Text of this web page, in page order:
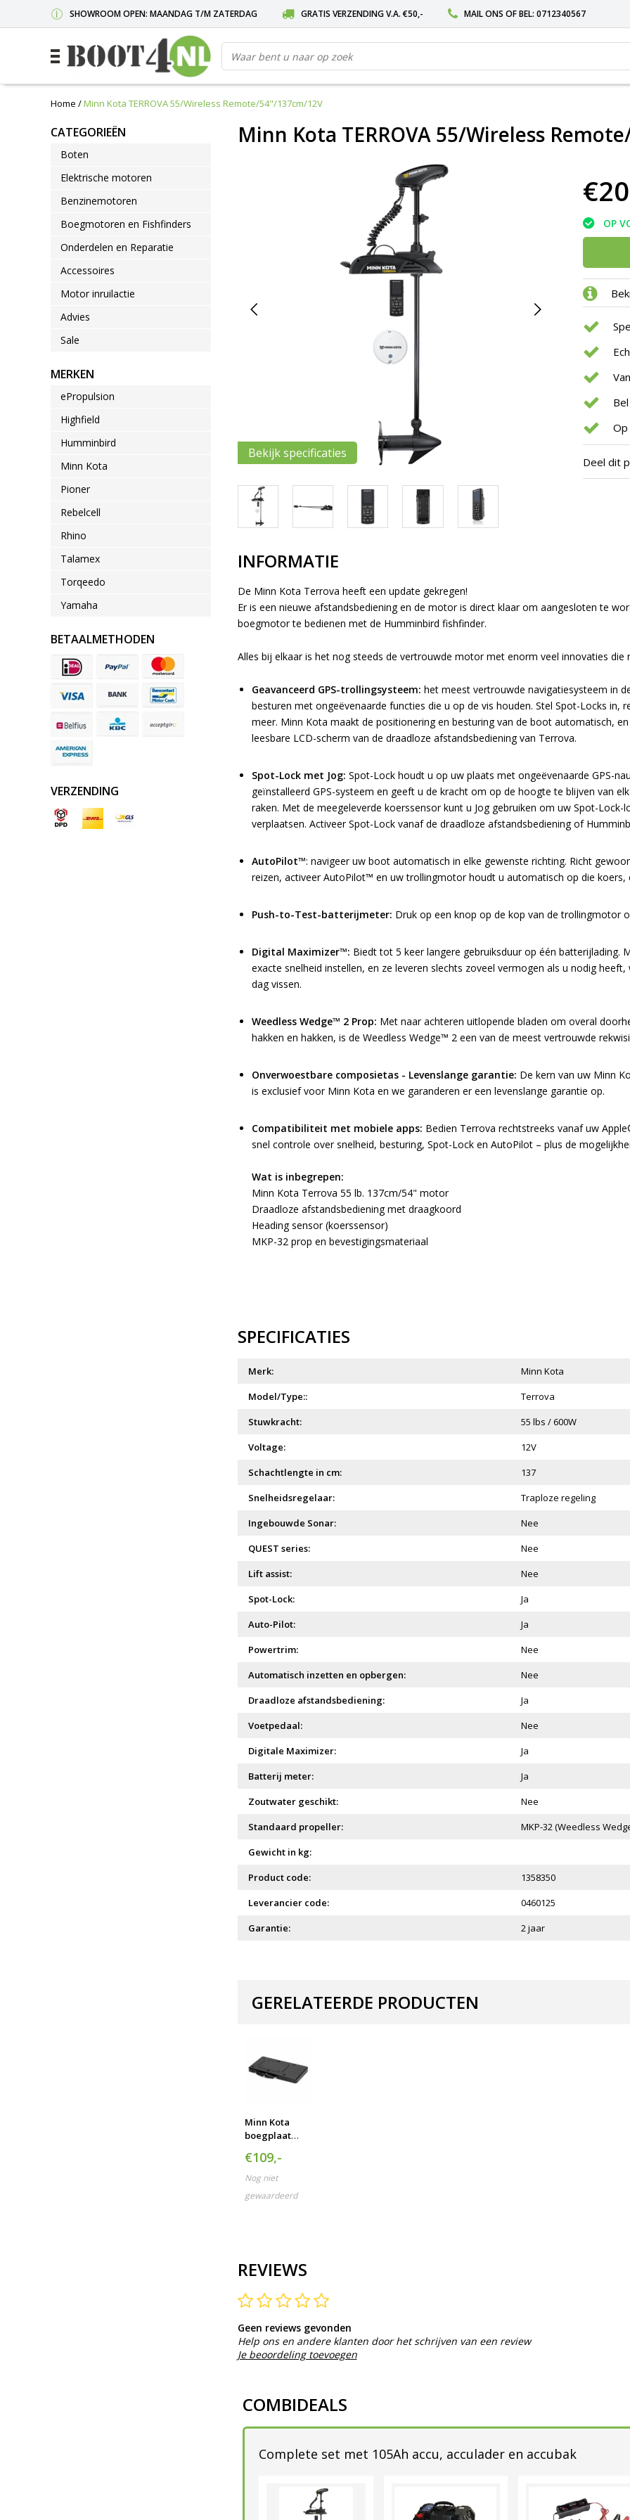
SHOWROOM OPEN: MAANDAG T/M ZATERDAG GRATIS VERZENDING V.A. €50,- MAIL ONS OF BEL: 0712340567
Home /Minn Kota TERROVA 55/Wireless Remote/54"/137cm/12V
CATEGORIEËN
Boten
Elektrische motoren
Benzinemotoren
Boegmotoren en Fishfinders
Onderdelen en Reparatie
Accessoires
Motor inruilactie
Advies
Sale
MERKEN
ePropulsion
Highfield
Humminbird
Minn Kota
Pioner
Rebelcell
Rhino
Talamex
Torqeedo
Yamaha
BETAALMETHODEN
VERZENDING
Minn Kota TERROVA 55/Wireless
Bekijk specificaties
OP
Deel dit
INFORMATIE
De Minn Kota Terrova heeft een update gekregen!
Er is een nieuwe afstandsbediening en de motor is direct klaar om aangesloten te
boegmotor te bedienen met de Humminbird fishfinder.
Alles bij elkaar is het nog steeds de vertrouwde motor met enorm veel innovaties die
Geavanceerd GPS-trollingsysteem: het meest vertrouwde navigatiesysteem in
besturen met ongeëvenaarde functies die u op de vis houden. Stel Spot-Locks in,
meer. Minn Kota maakt de positionering en besturing van de boot automatisch,
leesbare LCD-scherm van de draadloze afstandsbediening van Terrova.
Spot-Lock met Jog: Spot-Lock houdt u op uw plaats met ongeëvenaarde GPS-
geïnstalleerd GPS-systeem en geeft u de kracht om op de hoogte te blijven van
raken. Met de meegeleverde koerssensor kunt u Jog gebruiken om uw Spot-
verplaatsen. Activeer Spot-Lock vanaf de draadloze afstandsbediening of
AutoPilot™: navigeer uw boot automatisch in elke gewenste richting. Richt
reizen, activeer AutoPilot™ en uw trollingmotor houdt u automatisch op die
Push-to-Test-batterijmeter: Druk op een knop op de kop van de trollingmotor
Digital Maximizer™: Biedt tot 5 keer langere gebruiksduur op één
exacte snelheid instellen, en ze leveren slechts zoveel vermogen als u nodig
dag vissen.
Weedless Wedge™ 2 Prop: Met naar achteren uitlopende bladen om overal
hakken en hakken, is de Weedless Wedge™ 2 een van de meest vertrouwde
Onverwoestbare composietas - Levenslange garantie: De kern van uw Minn
is exclusief voor Minn Kota en we garanderen er een levenslange garantie op.
Compatibiliteit met mobiele apps: Bedien Terrova rechtstreeks vanaf uw
snel controle over snelheid, besturing, Spot-Lock en AutoPilot – plus de
Wat is inbegrepen:
Minn Kota Terrova 55 lb. 137cm/54" motor
Draadloze afstandsbediening met draagkoord
Heading sensor (koerssensor)
MKP-32 prop en bevestigingsmateriaal
SPECIFICATIES
Merk:
Minn Kota
Model/Type::
Terrova
Stuwkracht:
55 lbs / 600W
Voltage:
12V
Schachtlengte in cm:
137
Snelheidsregelaar:
Traploze regeling
Ingebouwde Sonar:
Nee
QUEST series:
Nee
Lift assist:
Nee
Spot-Lock:
Ja
Auto-Pilot:
Ja
Powertrim:
Nee
Automatisch inzetten en opbergen:
Nee
Draadloze afstandsbediening:
Ja
Voetpedaal:
Nee
Digitale Maximizer:
Ja
Batterij meter:
Ja
Zoutwater geschikt:
Nee
Standaard propeller:
MKP-32 (Weedless
Gewicht in kg:
Product code:
1358350
Leverancier code:
0460125
Garantie:
2 jaar
GERELATEERDE PRODUCTEN
Minn Kota
boegplaat
Composiet
€109,-
Nog niet
gewaardeerd
REVIEWS
Geen reviews gevonden
Help ons en andere klanten door het schrijven van een review
Je beoordeling toevoegen
COMBIDEALS
Complete set met 105Ah accu, acculader en accubak